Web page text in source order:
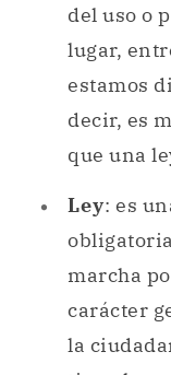
del uso o
lugar,
estamos
decir, es
que una
Ley: es
marcha
carácter
la